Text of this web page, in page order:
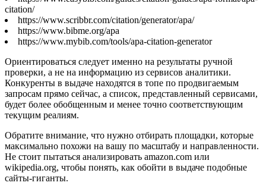
citation/
https://www.scribbr.com/citation/generator/apa/
https://www.bibme.org/apa
https://www.mybib.com/tools/apa-citation-generator
Ориентироваться следует именно на результаты ручной
проверки, а не на информацию из сервисов аналитики.
Конкуренты в выдаче находятся в топе по продвигаемым
запросам прямо сейчас, а список, представленный сервисами,
будет более обобщенным и менее точно соответствующим
текущим реалиям.
Обратите внимание, что нужно отбирать площадки, которые
максимально похожи на вашу по масштабу и направленности.
Не стоит пытаться анализировать amazon.com или
wikipedia.org, чтобы понять, как обойти в выдаче подобные
сайты-гиганты.